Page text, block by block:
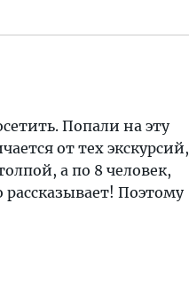
Попали на эту
от тех экскурсий,
а по 8 человек,
Поэтому